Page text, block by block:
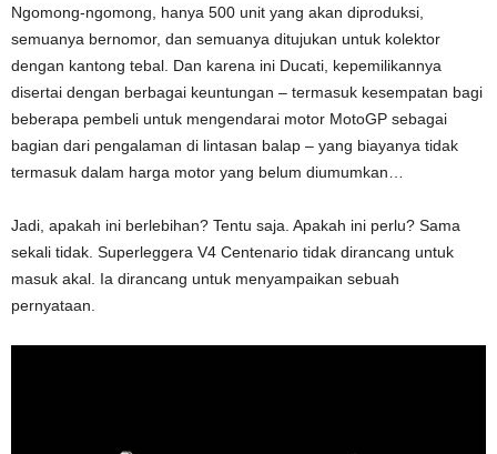
Ngomong-ngomong, hanya 500 unit yang akan diproduksi,
semuanya bernomor, dan semuanya ditujukan untuk kolektor
dengan kantong tebal. Dan karena ini Ducati, kepemilikannya
disertai dengan berbagai keuntungan – termasuk kesempatan bagi
beberapa pembeli untuk mengendarai motor MotoGP sebagai
bagian dari pengalaman di lintasan balap – yang biayanya tidak
termasuk dalam harga motor yang belum diumumkan…
Jadi, apakah ini berlebihan? Tentu saja. Apakah ini perlu? Sama
sekali tidak. Superleggera V4 Centenario tidak dirancang untuk
masuk akal. Ia dirancang untuk menyampaikan sebuah
pernyataan.